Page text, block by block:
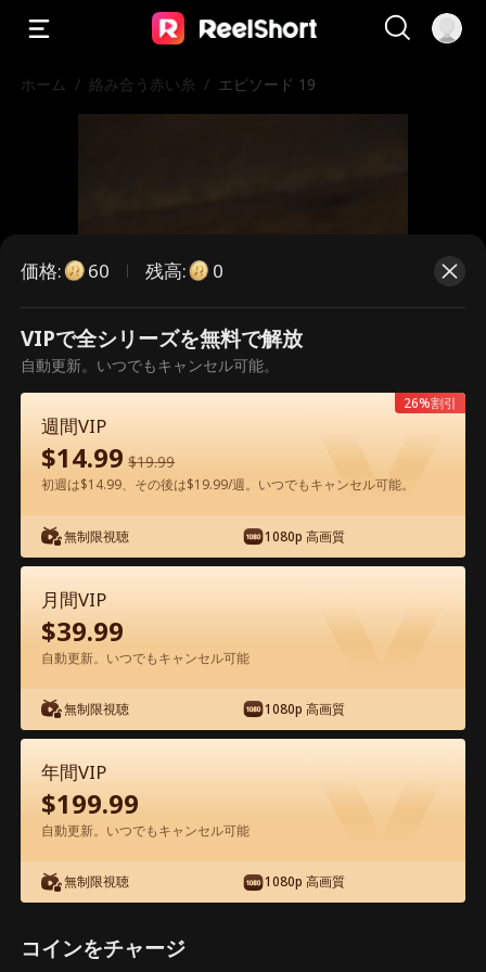
ホーム / 絡み合う赤い糸 / エピソード 19
こちらは有料のエピソードです。視
聴いただくには解放が必要です。
60今すぐ解放
アプリ内で無料視聴可能
エピソード19 - 絡み合う赤い糸 映画フ
ル
19 20 21 22 23
価格: 60 残高: 0
VIPで全シリーズを無料で解放
自動更新。いつでもキャンセル可能。
週間VIP
$14.99 $19.99
初週は$14.99、その後は$19.99/週。いつでもキャンセル可能。
無制限視聴 1080p 高画質
26%割引
月間VIP
$39.99
自動更新。いつでもキャンセル可能
無制限視聴 1080p 高画質
年間VIP
$199.99
自動更新。いつでもキャンセル可能
無制限視聴 1080p 高画質
コインをチャージ